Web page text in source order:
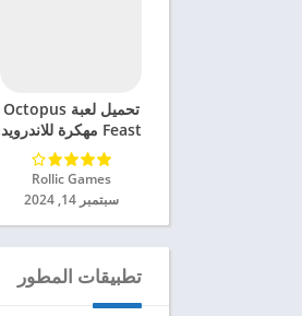
تحميل لعبة Octopus
Feast مهكرة للاندرويد
2024
Rollic Games‏
سبتمبر 14, 2024
تطبيقات المطور